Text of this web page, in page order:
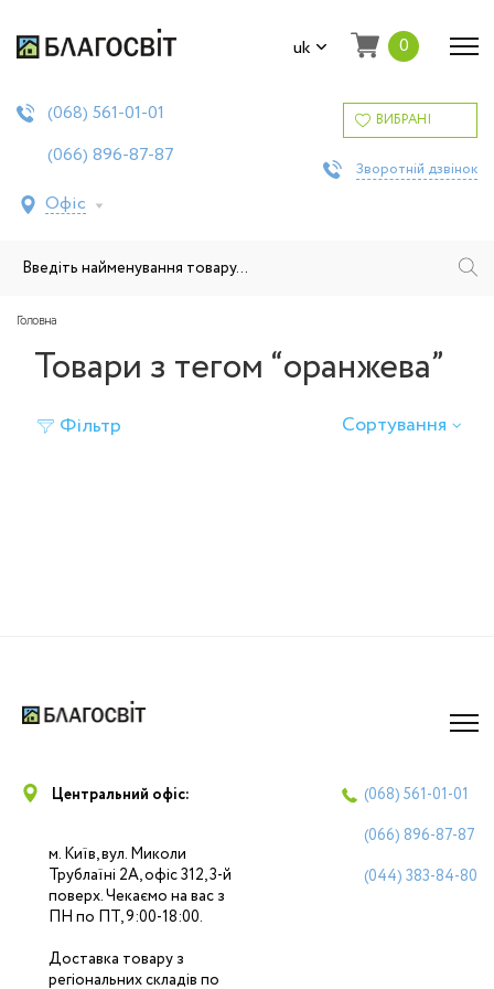
uk 0
(068) 561-01-01
(066) 896-87-87
Офіс
ВИБРАНІ
Зворотній дзвінок
Головна
Товари з тегом “оранжева”
Фільтр Сортування
Центральний офіс:
м. Київ, вул. Миколи
Трублаїні 2А, офіс 312, 3-й
поверх. Чекаємо на вас з
ПН по ПТ, 9:00-18:00.
Доставка товару з
регіональних складів по
(068) 561-01-01
(066) 896-87-87
(044) 383-84-80